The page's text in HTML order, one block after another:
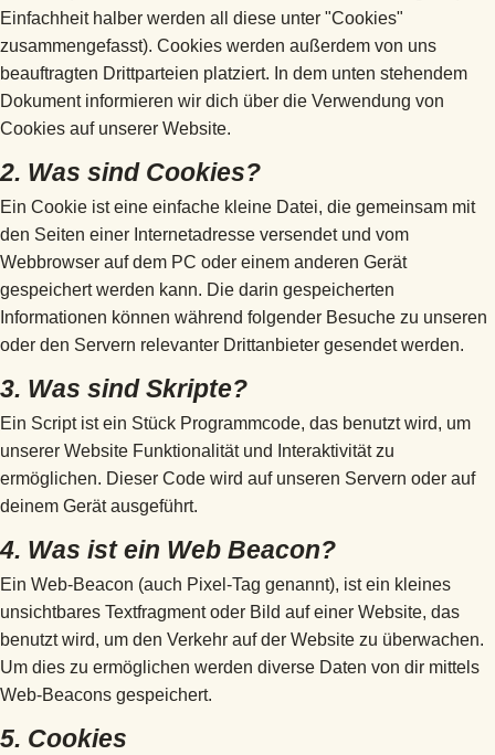
Einfachheit halber werden all diese unter "Cookies"
zusammengefasst). Cookies werden außerdem von uns
beauftragten Drittparteien platziert. In dem unten stehendem
Dokument informieren wir dich über die Verwendung von
Cookies auf unserer Website.
2. Was sind Cookies?
Ein Cookie ist eine einfache kleine Datei, die gemeinsam mit
den Seiten einer Internetadresse versendet und vom
Webbrowser auf dem PC oder einem anderen Gerät
gespeichert werden kann. Die darin gespeicherten
Informationen können während folgender Besuche zu unseren
oder den Servern relevanter Drittanbieter gesendet werden.
3. Was sind Skripte?
Ein Script ist ein Stück Programmcode, das benutzt wird, um
unserer Website Funktionalität und Interaktivität zu
ermöglichen. Dieser Code wird auf unseren Servern oder auf
deinem Gerät ausgeführt.
4. Was ist ein Web Beacon?
Ein Web-Beacon (auch Pixel-Tag genannt), ist ein kleines
unsichtbares Textfragment oder Bild auf einer Website, das
benutzt wird, um den Verkehr auf der Website zu überwachen.
Um dies zu ermöglichen werden diverse Daten von dir mittels
Web-Beacons gespeichert.
5. Cookies